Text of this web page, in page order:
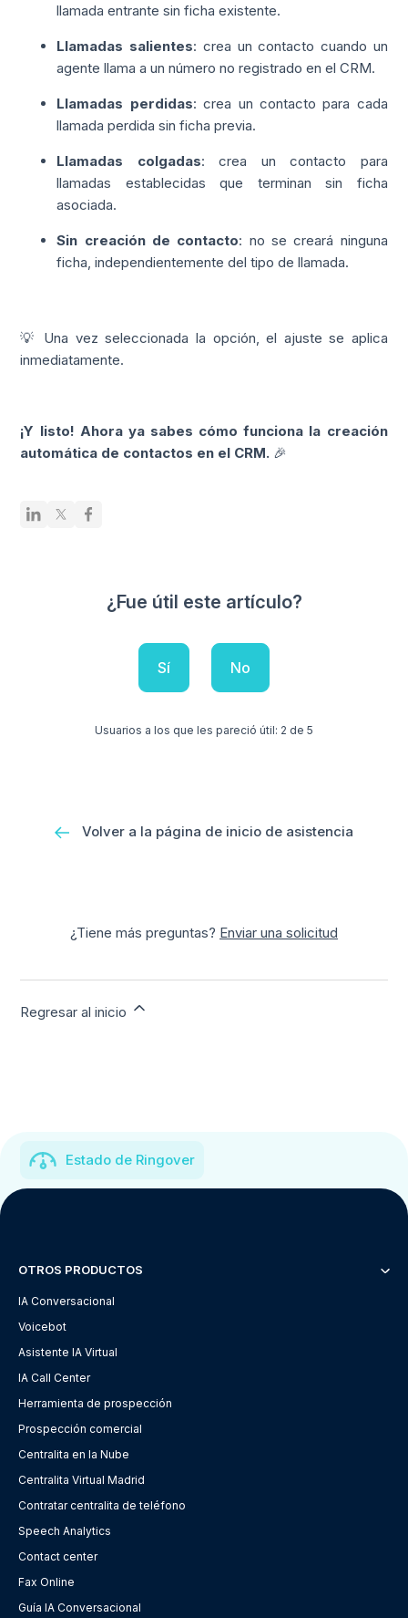
llamada entrante sin ficha existente.
Llamadas salientes: crea un contacto cuando un
agente llama a un número no registrado en el CRM.
Llamadas perdidas: crea un contacto para cada
llamada perdida sin ficha previa.
Llamadas colgadas: crea un contacto para
llamadas establecidas que terminan sin ficha
asociada.
Sin creación de contacto: no se creará ninguna
ficha, independientemente del tipo de llamada.
💡 Una vez seleccionada la opción, el ajuste se aplica
inmediatamente.
¡Y listo! Ahora ya sabes cómo funciona la creación
automática de contactos en el CRM. 🎉
¿Fue útil este artículo?
Sí No
Usuarios a los que les pareció útil: 2 de 5
Volver a la página de inicio de asistencia
¿Tiene más preguntas? Enviar una solicitud
Regresar al inicio
Estado de Ringover
OTROS PRODUCTOS
IA Conversacional
Voicebot
Asistente IA Virtual
IA Call Center
Herramienta de prospección
Prospección comercial
Centralita en la Nube
Centralita Virtual Madrid
Contratar centralita de teléfono
Speech Analytics
Contact center
Fax Online
Guía IA Conversacional